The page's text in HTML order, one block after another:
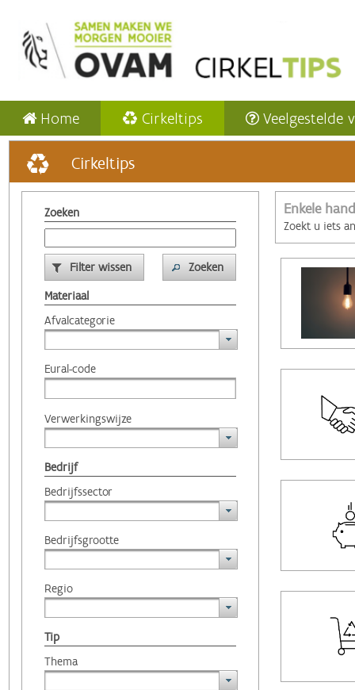
Home Cirkeltips Veelgestelde
Cirkeltips
Zoeken
Filter wissen
Zoeken
Materiaal
Afvalcategorie
Eural-code
Verwerkingswijze
Bedrijf
Bedrijfssector
Bedrijfsgrootte
Regio
Tip
Thema
Enkele
Zoekt u iets